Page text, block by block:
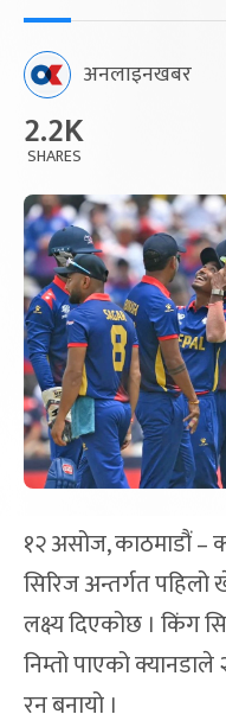
अनलाइनखबर
2.2K
SHARES
१२ असोज, काठमाडौं –
सिरिज अन्तर्गत
लक्ष्य दिएकोछ । किंग
निम्तो पाएको
रन बनायो ।